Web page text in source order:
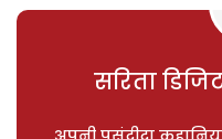
सरिता